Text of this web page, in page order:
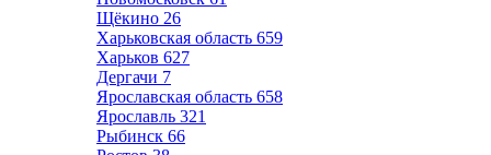
Щёкино 26
Харьковская область 659
Харьков 627
Дергачи 7
Ярославская область 658
Ярославль 321
Рыбинск 66